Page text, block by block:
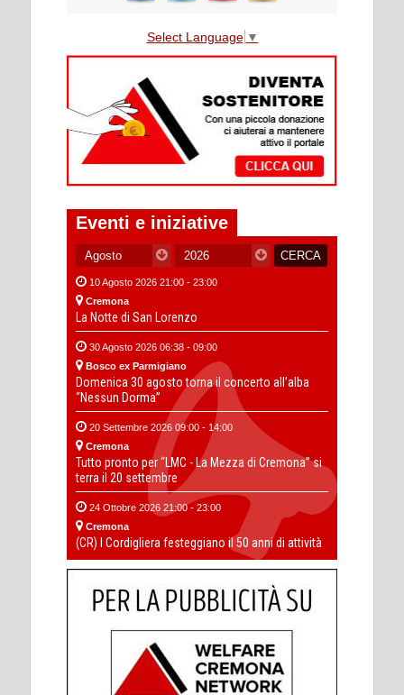
Select Language ▼
Eventi e iniziative
10 Agosto 2026 21:00 - 23:00
Cremona
La Notte di San Lorenzo
30 Agosto 2026 06:38 - 09:00
Bosco ex Parmigiano
Domenica 30 agosto torna il concerto all’alba
“Nessun Dorma”
20 Settembre 2026 09:00 - 14:00
Cremona
Tutto pronto per “LMC - La Mezza di Cremona” si
terra il 20 settembre
24 Ottobre 2026 21:00 - 23:00
Cremona
(CR) I Cordigliera festeggiano il 50 anni di attività